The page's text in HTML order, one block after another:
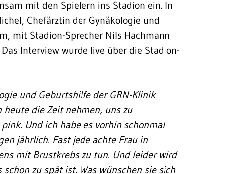
mit den Spielern ins Stadion ein. In
Chefärztin der Gynäkologie und
mit Stadion-Sprecher Nils Hachmann
Interview wurde live über die Stadion-
und Geburtshilfe der GRN-Klinik
heute die Zeit nehmen, uns zu
Und ich habe es vorhin schonmal
jährlich. Fast jede achte Frau in
mit Brustkrebs zu tun. Und leider wird
zu spät ist. Was wünschen sie sich